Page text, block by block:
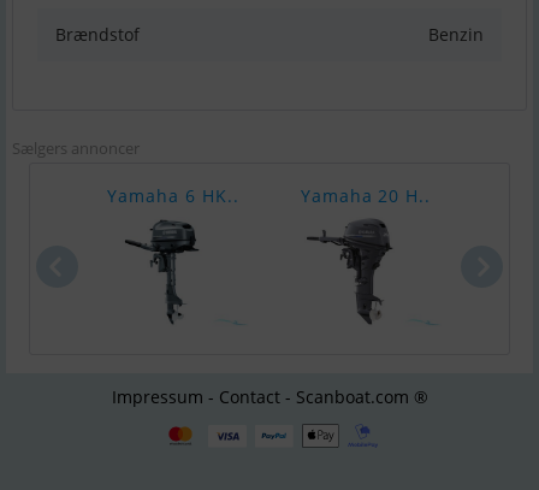
Brændstof Benzin
Sælgers annoncer
Yamaha 6 HK.. Yamaha 20 H..
Impressum - Contact - Scanboat.com ®